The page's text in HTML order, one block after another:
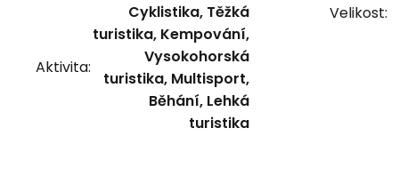
Aktivita:
Cyklistika, Těžká
turistika, Kempování,
Vysokohorská
turistika, Multisport,
Běhání, Lehká
turistika
Velikost: